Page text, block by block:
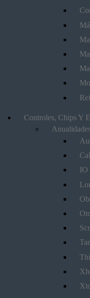
Controles, Chips Y
IO